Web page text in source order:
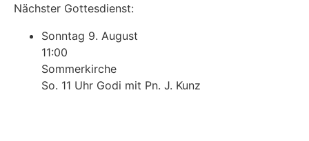
Nächster Gottesdienst:
Sonntag 9. August
11:00
Sommerkirche
So. 11 Uhr Godi mit Pn. J. Kunz